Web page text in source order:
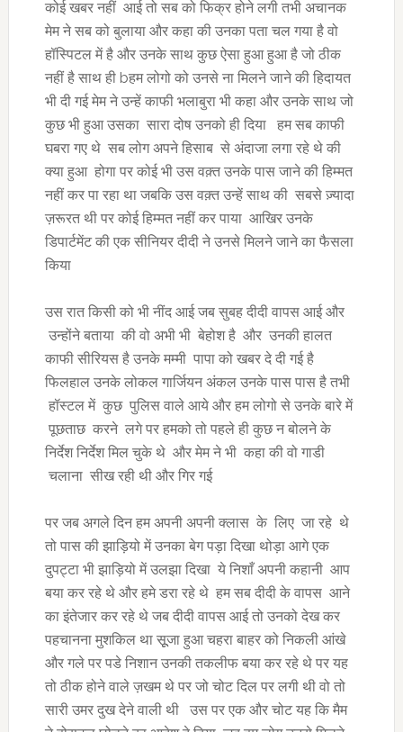
कोई खबर नहीं आई तो सब को फिक्र होने लगी तभी अचानक
मेम ने सब को बुलाया और कहा की उनका पता चल गया है वो
हॉस्पिटल में है और उनके साथ कुछ ऐसा हुआ हुआ है जो ठीक
नहीं है साथ ही bहम लोगो को उनसे ना मिलने जाने की हिदायत
भी दी गई मेम ने उन्हें काफी भलाबुरा भी कहा और उनके साथ जो
कुछ भी हुआ उसका सारा दोष उनको ही दिया हम सब काफी
घबरा गए थे सब लोग अपने हिसाब से अंदाजा लगा रहे थे की
क्या हुआ होगा पर कोई भी उस वक़्त उनके पास जाने की हिम्मत
नहीं कर पा रहा था जबकि उस वक़्त उन्हें साथ की सबसे ज़्यादा
ज़रूरत थी पर कोई हिम्मत नहीं कर पाया आखिर उनके
डिपार्टमेंट की एक सीनियर दीदी ने उनसे मिलने जाने का फैसला
किया
उस रात किसी को भी नींद आई जब सुबह दीदी वापस आई और
उन्होंने बताया की वो अभी भी बेहोश है और उनकी हालत
काफी सीरियस है उनके मम्मी पापा को खबर दे दी गई है
फिलहाल उनके लोकल गार्जियन अंकल उनके पास पास है तभी
हॉस्टल में कुछ पुलिस वाले आये और हम लोगो से उनके बारे में
पूछताछ करने लगे पर हमको तो पहले ही कुछ न बोलने के
निर्देश निर्देश मिल चुके थे और मेम ने भी कहा की वो गाडी
चलाना सीख रही थी और गिर गई
पर जब अगले दिन हम अपनी अपनी क्लास के लिए जा रहे थे
तो पास की झाड़ियो में उनका बेग पड़ा दिखा थोड़ा आगे एक
दुपट्टा भी झाड़ियो में उलझा दिखा ये निशाँ अपनी कहानी आप
बया कर रहे थे और हमे डरा रहे थे हम सब दीदी के वापस आने
का इंतेजार कर रहे थे जब दीदी वापस आई तो उनको देख कर
पहचानना मुशकिल था सूूजा हुआ चहरा बाहर को निकली आंखे
और गले पर पडे निशान उनकी तकलीफ बया कर रहे थे पर यह
तो ठीक होने वाले ज़खम थे पर जो चोट दिल पर लगी थी वो तो
सारी उमर दुख देने वाली थी उस पर एक और चोट यह कि मैम